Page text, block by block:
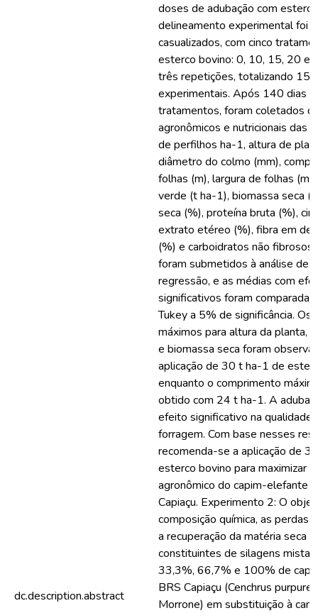
dc.description.abstract
doses de adubação com
delineamento experimental foi
casualizados, com cinco
esterco bovino: 0, 10, 15, 20 e
três repetições, totalizando 15
experimentais. Após 140 dias
tratamentos, foram coletados
agronômicos e nutricionais das
de perfilhos ha-1, altura de
diâmetro do colmo (mm),
folhas (m), largura de folhas
verde (t ha-1), biomassa seca
seca (%), proteína bruta (%),
extrato etéreo (%), fibra em
(%) e carboidratos não fibrosos
foram submetidos à análise de
regressão, e as médias com
significativos foram
Tukey a 5% de significância. Os
máximos para altura da planta,
e biomassa seca foram
aplicação de 30 t ha-1 de
enquanto o comprimento
obtido com 24 t ha-1. A
efeito significativo na qualidade
forragem. Com base nesses
recomenda-se a aplicação de
esterco bovino para maximizar
agronômico do capim-elefante
Capiaçu. Experimento 2: O
composição química, as perdas
a recuperação da matéria seca
constituintes de silagens
33,3%, 66,7% e 100% de
BRS Capiaçu (Cenchrus
Morrone) em substituição à